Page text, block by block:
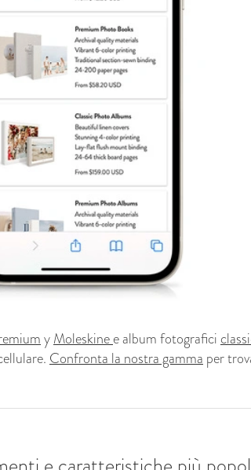
yMoleskinee album fotografici
Confronta la nostra gamma per